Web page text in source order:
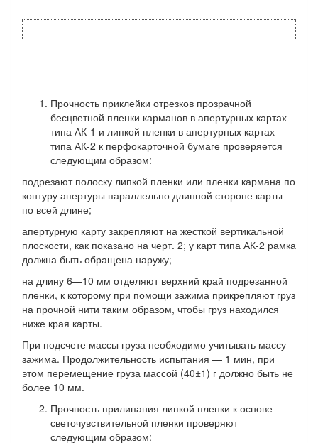
Прочность приклейки отрезков прозрачной
бесцветной пленки карманов в апертурных картах
типа АК-1 и липкой пленки в апертурных картах
типа АК-2 к перфокарточной бумаге проверяется
следующим образом:
подрезают полоску липкой пленки или пленки кармана по
контуру апер­туры параллельно длинной стороне карты
по всей длине;
апертурную карту закрепляют на жесткой вертикальной
плоскости, как по­казано на черт. 2; у карт типа АК-2 рамка
должна быть обращена наружу;
на длину 6—10 мм отделяют верхний край подрезанной
пленки, к которому при помощи зажима прикрепляют груз
на прочной нити таким образом, чтобы груз находился
ниже края карты.
При подсчете массы груза необходимо учитывать массу
зажима. Продол­жительность испытания — 1 мин, при
этом перемещение груза массой (40±1) г должно быть не
более 10 мм.
Прочность прилипания липкой пленки к основе
светочувствительной плен­ки проверяют
следующим образом: